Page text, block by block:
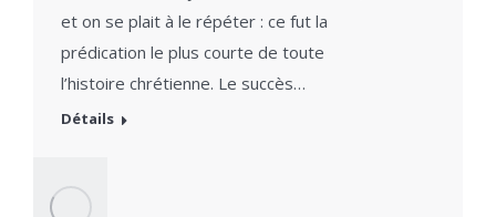
et on se plait à le répéter : ce fut la
prédication le plus courte de toute
l’histoire chrétienne. Le succès…
Détails